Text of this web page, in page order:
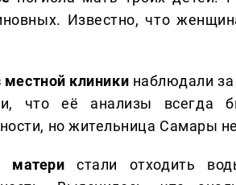
Известно, что
местной клиники наблюдали
что её анализы всегда
но жительница Самары
матери стали отходить